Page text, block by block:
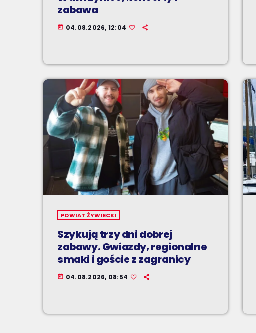
zabawa
today 04.08.2026, 12:04
POWIAT ŻYWIECKI
Szykują trzy dni dobrej
zabawy. Gwiazdy, regionalne
smaki i goście z zagranicy
today 04.08.2026, 08:54